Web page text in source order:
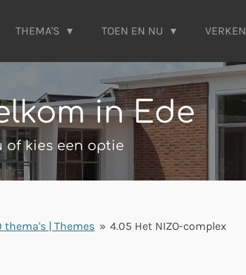
THEMA'S TOEN EN NU VERKEN
in Ede
of kies een optie
thema's | Themes » 4.05 Het NIZO-complex